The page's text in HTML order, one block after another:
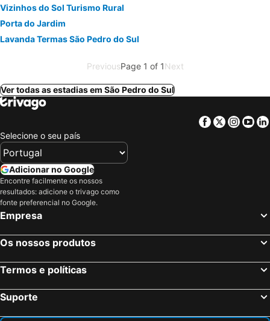
Vizinhos do Sol Turismo Rural
Porta do Jardim
Lavanda Termas São Pedro do Sul
PreviousPage 1 of 1Next
Ver todas as estadias em São Pedro do Sul
Facebook
Twitter
Selecione o seu país
Adicionar no Google
Encontre facilmente os nossos
resultados: adicione o trivago como
fonte preferencial no Google.
Empresa
Os nossos produtos
Termos e políticas
Suporte